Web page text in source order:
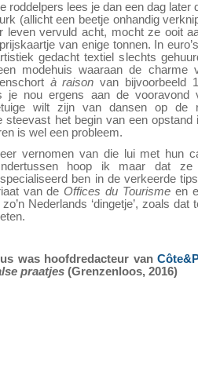
roddelpers lees je dan een dag
(allicht een beetje onhandig
leven vervuld acht, mocht ze ooit
van enige tonnen. In
gedacht textiel slechts
modehuis waaraan de charme
à raison van bijvoorbeeld
je nou ergens aan de vooravond
wilt zijn van dansen op de
steevast het begin van een
is wel een probleem.
vernomen van die lui met hun
hoop ik maar dat
ben in de verkeerde
van deOffices du Tourismeen
Nederlands ‘dingetje’, zoals dat
was hoofdredacteur van
praatjes (Grenzenloos, 2016)